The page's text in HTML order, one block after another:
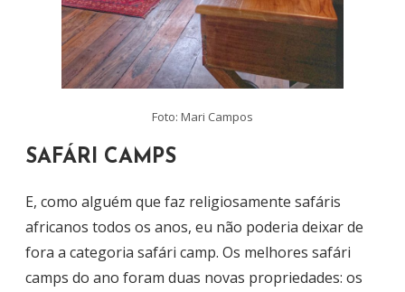
Foto: Mari Campos
SAFÁRI CAMPS
E, como alguém que faz religiosamente safáris
africanos todos os anos, eu não poderia deixar de
fora a categoria safári camp. Os melhores safári
camps do ano foram duas novas propriedades: os